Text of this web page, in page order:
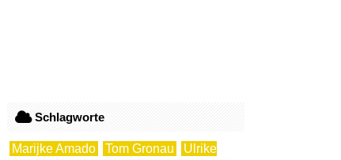
Schlagworte
Marijke Amado Tom Gronau
Ulrike